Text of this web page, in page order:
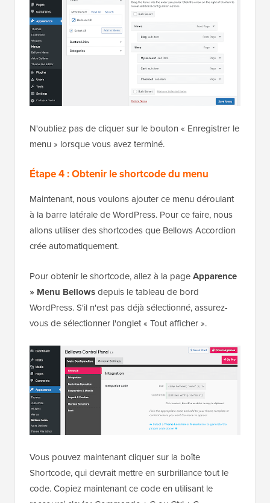
N'oubliez pas de cliquer sur le bouton « Enregistrer le
menu » lorsque vous avez terminé.
Étape 4 : Obtenir le shortcode du menu
Maintenant, nous voulons ajouter ce menu déroulant
à la barre latérale de WordPress. Pour ce faire, nous
allons utiliser des shortcodes que Bellows Accordion
crée automatiquement.
Pour obtenir le shortcode, allez à la pageApparence
» Menu Bellowsdepuis le tableau de bord
WordPress. S'il n'est pas déjà sélectionné, assurez-
vous de sélectionner l'onglet « Tout afficher ».
Vous pouvez maintenant cliquer sur la boîte
Shortcode, qui devrait mettre en surbrillance tout le
code. Copiez maintenant ce code en utilisant le